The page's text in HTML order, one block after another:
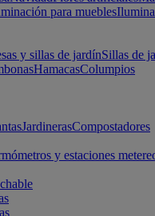
para muebles
y sillas de jardínSillas de
HamacasColumpios
JardinerasCompostadores
y estaciones